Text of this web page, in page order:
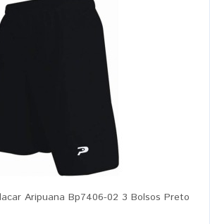
Aripuana Bp7406-02 3 Bolsos Preto